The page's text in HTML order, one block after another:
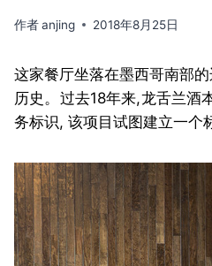
作者anjing 2018年8月25日
这家餐厅坐落在墨西哥南部
历史。过去18年来,龙舌兰酒
务标识, 该项目试图建立一个